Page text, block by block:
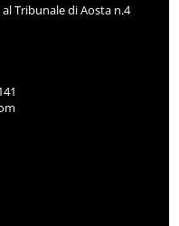
Tribunale di Aosta n.4